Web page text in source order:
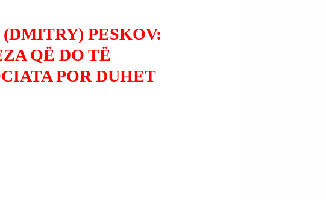
PESKOV:
QË DO TË
POR DUHET